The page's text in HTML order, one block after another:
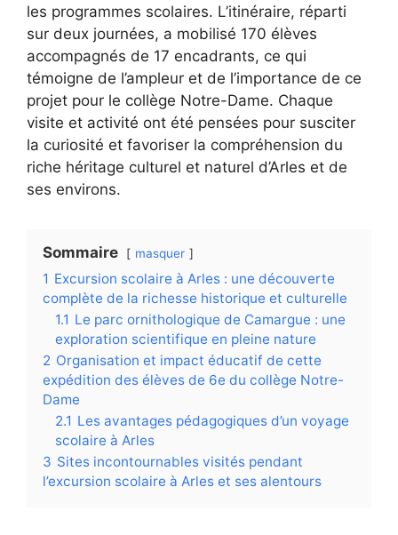
les programmes scolaires. L’itinéraire, réparti
sur deux journées, a mobilisé 170 élèves
accompagnés de 17 encadrants, ce qui
témoigne de l’ampleur et de l’importance de ce
projet pour le collège Notre-Dame. Chaque
visite et activité ont été pensées pour susciter
la curiosité et favoriser la compréhension du
riche héritage culturel et naturel d’Arles et de
ses environs.
Sommaire masquer
1 Excursion scolaire à Arles : une découverte
complète de la richesse historique et culturelle
1.1 Le parc ornithologique de Camargue : une
exploration scientifique en pleine nature
2 Organisation et impact éducatif de cette
expédition des élèves de 6e du collège Notre-
Dame
2.1 Les avantages pédagogiques d’un voyage
scolaire à Arles
3 Sites incontournables visités pendant
l’excursion scolaire à Arles et ses alentours